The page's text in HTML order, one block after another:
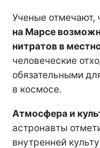
Ученые отмечают,
на Марсе
нитратов в
человеческие
обязательными
в космосе.
Атмосфера и
астронавты
внутренней